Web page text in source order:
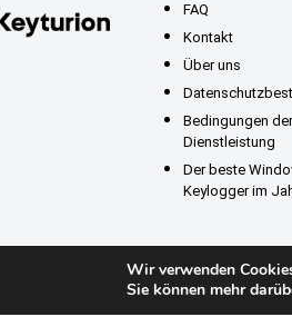
FAQ
Kontakt
Über uns
Bedingungen der
Dienstleistung
Der beste
Keylogger im
Wir verwenden
Sie können mehr